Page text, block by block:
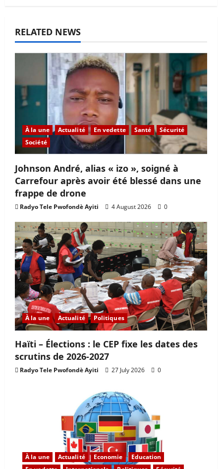
RELATED NEWS
À la une Actualité En vedette Santé
Sécurité
Société
Johnson André, alias « izo », soigné à
Carrefour après avoir été blessé dans une
frappe de drone
Radyo Tele Pwofondè Ayiti 4 August 2026 0
À la une Actualité Politiques
Haïti – Élections : le CEP fixe les dates des
scrutins de 2026-2027
Radyo Tele Pwofondè Ayiti 27 July 2026 0
À la une Actualité Economie
Education